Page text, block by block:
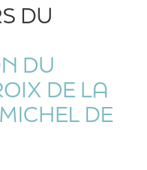
DU
DU
DE LA
DE